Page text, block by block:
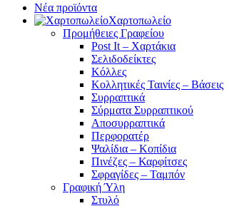
Νέα προϊόντα
Χαρτοπωλείο
Προμήθειες Γραφείου
Post It – Χαρτάκια
Σελιδοδείκτες
Κόλλες
Κολλητικές Ταινίες – Βάσεις
Συρραπτικά
Σύρματα Συρραπτικού
Αποσυρραπτικά
Περφορατέρ
Ψαλίδια – Κοπίδια
Πινέζες – Καρφίτσες
Σφραγίδες – Ταμπόν
Γραφική Ύλη
Στυλό